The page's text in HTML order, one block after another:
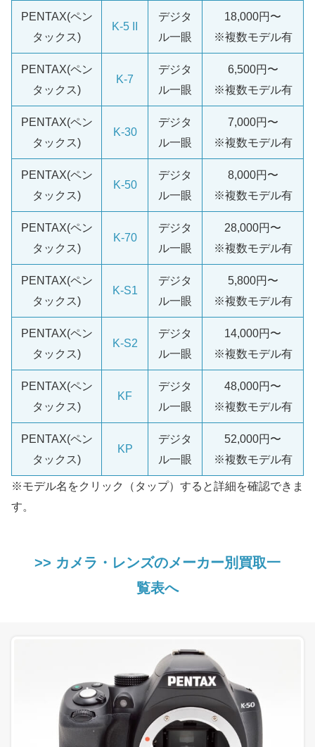
PENTAX(ペン
タックス)
K-5 II
デジタ
ル一眼
18,000円〜
※複数モデル有
PENTAX(ペン
タックス)
K-7
デジタ
ル一眼
6,500円〜
※複数モデル有
PENTAX(ペン
タックス)
K-30
デジタ
ル一眼
7,000円〜
※複数モデル有
PENTAX(ペン
タックス)
K-50
デジタ
ル一眼
8,000円〜
※複数モデル有
PENTAX(ペン
タックス)
K-70
デジタ
ル一眼
28,000円〜
※複数モデル有
PENTAX(ペン
タックス)
K-S1
デジタ
ル一眼
5,800円〜
※複数モデル有
PENTAX(ペン
タックス)
K-S2
デジタ
ル一眼
14,000円〜
※複数モデル有
PENTAX(ペン
タックス)
KF
デジタ
ル一眼
48,000円〜
※複数モデル有
PENTAX(ペン
タックス)
KP
デジタ
ル一眼
52,000円〜
※複数モデル有
※モデル名をクリック（タップ）すると詳細を確認できま
す。
>> カメラ・レンズのメーカー別買取一
覧表へ